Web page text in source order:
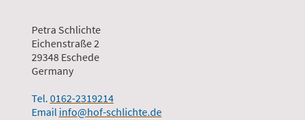
Petra Schlichte
Eichenstraße 2
29348 Eschede
Germany
Tel. 0162-2319214
Email info@hof-schlichte.de